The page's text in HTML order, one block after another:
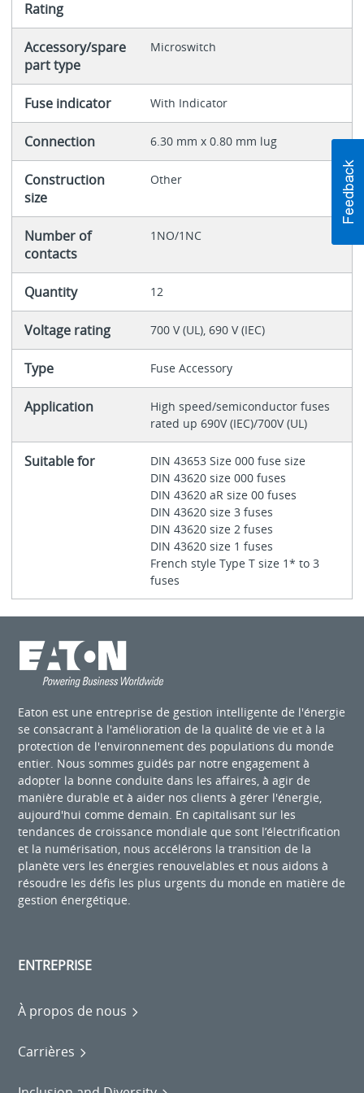
Rating
Accessory/spare
part type
Microswitch
Fuse indicator With Indicator
Connection 6.30 mm x 0.80 mm lug
Construction
size
Other
Number of
contacts
1NO/1NC
Quantity 12
Voltage rating 700 V (UL), 690 V (IEC)
Type Fuse Accessory
Application
High speed/semiconductor fuses
rated up 690V (IEC)/700V (UL)
Suitable for
DIN 43653 Size 000 fuse size
DIN 43620 size 000 fuses
DIN 43620 aR size 00 fuses
DIN 43620 size 3 fuses
DIN 43620 size 2 fuses
DIN 43620 size 1 fuses
French style Type T size 1* to 3
fuses
Eaton est une entreprise de gestion intelligente de l'énergie
se consacrant à l'amélioration de la qualité de vie et à la
protection de l'environnement des populations du monde
entier. Nous sommes guidés par notre engagement à
adopter la bonne conduite dans les affaires, à agir de
manière durable et à aider nos clients à gérer l'énergie,
aujourd'hui comme demain. En capitalisant sur les
tendances de croissance mondiale que sont l’électrification
et la numérisation, nous accélérons la transition de la
planète vers les énergies renouvelables et nous aidons à
résoudre les défis les plus urgents du monde en matière de
gestion énergétique.
ENTREPRISE
À propos de nous
Carrières